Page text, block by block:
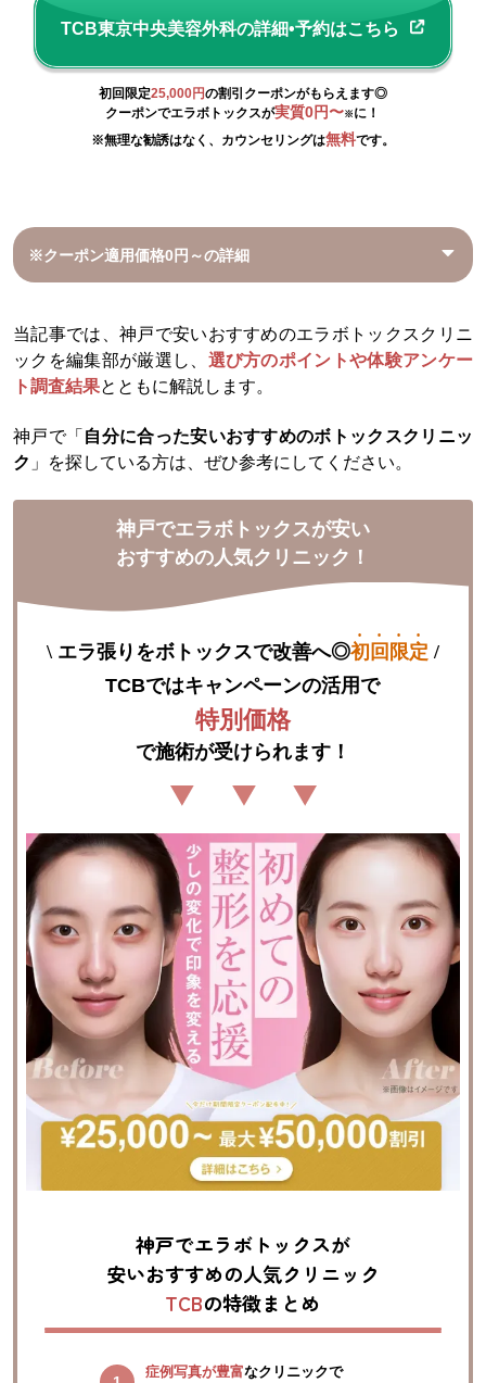
TCB東京中央美容外科の詳細•予約はこちら
初回限定25,000円の割引クーポンがもらえます◎
クーポンでエラボトックスが実質0円〜※ に！
※無理な勧誘はなく、カウンセリングは無料です。
※クーポン適用価格0円～の詳細
当記事では、神戸で安いおすすめのエラボトックスクリニ
ックを編集部が厳選し、 選び方のポイントや体験アンケー
ト調査結果とともに解説します。
神戸で「 自分に合った安いおすすめのボトックスクリニッ
ク 」を探している方は、ぜひ参考にしてください。
神戸でエラボトックスが安い
おすすめの人気クリニック！
\ エラ張りをボトックスで改善へ◎初回限定 /
TCBではキャンペーンの活用で
特別価格
で施術が受けられます！
神戸でエラボトックスが
安いおすすめの人気クリニック
TCBの特徴まとめ
症例写真が豊富